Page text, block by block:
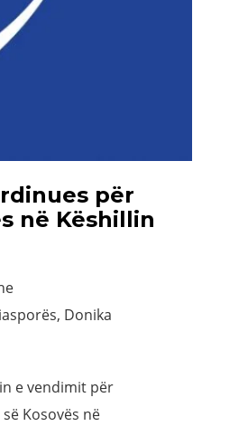
për
në Këshillin
Donika
e vendimit për
Kosovës në